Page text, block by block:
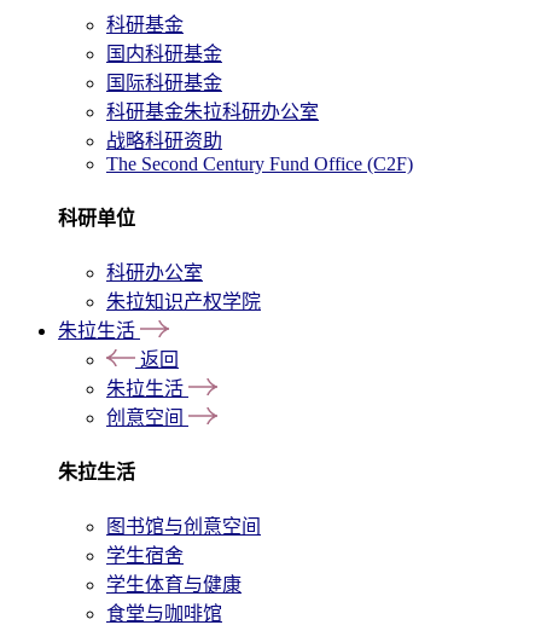
科研基金
国内科研基金
国际科研基金
科研基金朱拉科研办公室
战略科研资助
The Second Century Fund Office (C2F)
科研单位
科研办公室
朱拉知识产权学院
朱拉生活
返回
朱拉生活
创意空间
朱拉生活
图书馆与创意空间
学生宿舍
学生体育与健康
食堂与咖啡馆